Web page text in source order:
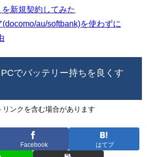
新規契約してみた
au/softbank)を使わずに
でバッテリー持ちを良くす
ンクを含む場合があります
Facebook はてブ